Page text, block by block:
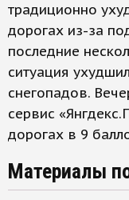
традиционно
дорогах из-за
последние
ситуация
снегопадов.
сервис
дорогах в 9
Материалы